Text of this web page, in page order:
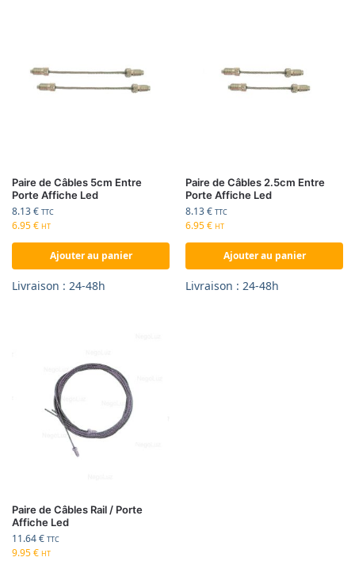
Paire de Câbles 5cm Entre
Porte Affiche Led
8.13€ TTC
6.95€ HT
Ajouter au panier
Livraison : 24-48h
Paire de Câbles 2.5cm Entre
Porte Affiche Led
8.13€ TTC
6.95€ HT
Ajouter au panier
Livraison : 24-48h
Paire de Câbles Rail / Porte
Affiche Led
11.64€ TTC
9.95€ HT